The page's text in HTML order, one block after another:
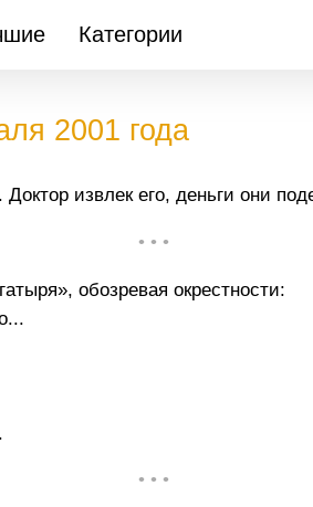
Категории
2001 года
извлек его, деньги они
• • •
обозревая окрестности:
• • •